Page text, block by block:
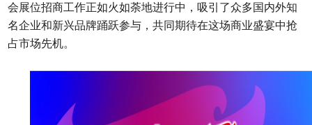
会展位招商工作正如火如荼地进行中，吸引了众多国内外知
名企业和新兴品牌踊跃参与，共同期待在这场商业盛宴中抢
占市场先机。